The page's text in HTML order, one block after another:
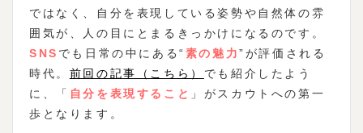
ではなく、自分を表現している姿勢や自然体の雰
囲気が、人の目にとまるきっかけになるのです。
SNS でも日常の中にある“ 素の魅力”が評価される
時代。 前回の記事（こちら） でも紹介したよう
に、「 自分を表現すること 」がスカウトへの第一
歩となります。